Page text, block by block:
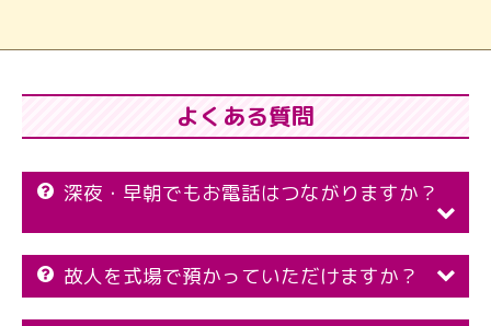
よくある質問
深夜・早朝でもお電話はつながりますか？
故人を式場で預かっていただけますか？